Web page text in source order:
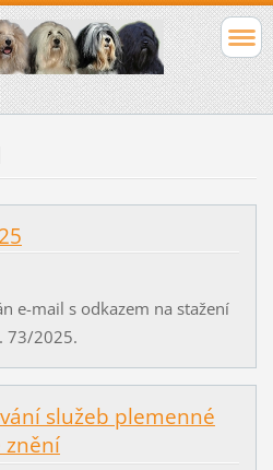
e-mail s odkazem na stažení
73/2025.
služeb plemenné
znění